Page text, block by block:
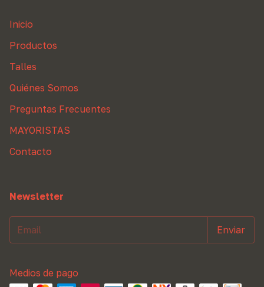
Inicio
Productos
Talles
Quiénes Somos
Preguntas Frecuentes
MAYORISTAS
Contacto
Newsletter
Medios de pago